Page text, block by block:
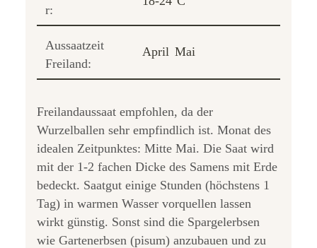
r:
Aussaatzeit
Freiland:
April Mai
Freilandaussaat empfohlen, da der
Wurzelballen sehr empfindlich ist. Monat des
idealen Zeitpunktes: Mitte Mai. Die Saat wird
mit der 1-2 fachen Dicke des Samens mit Erde
bedeckt. Saatgut einige Stunden (höchstens 1
Tag) in warmen Wasser vorquellen lassen
wirkt günstig. Sonst sind die Spargelerbsen
wie Gartenerbsen (pisum) anzubauen und zu